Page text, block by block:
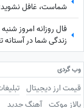
شماست، غافل نشوید؛
زندگی شما در
وب گردی
قیمت ارز دیجیتال
پالاز موکت آهنگ جدید